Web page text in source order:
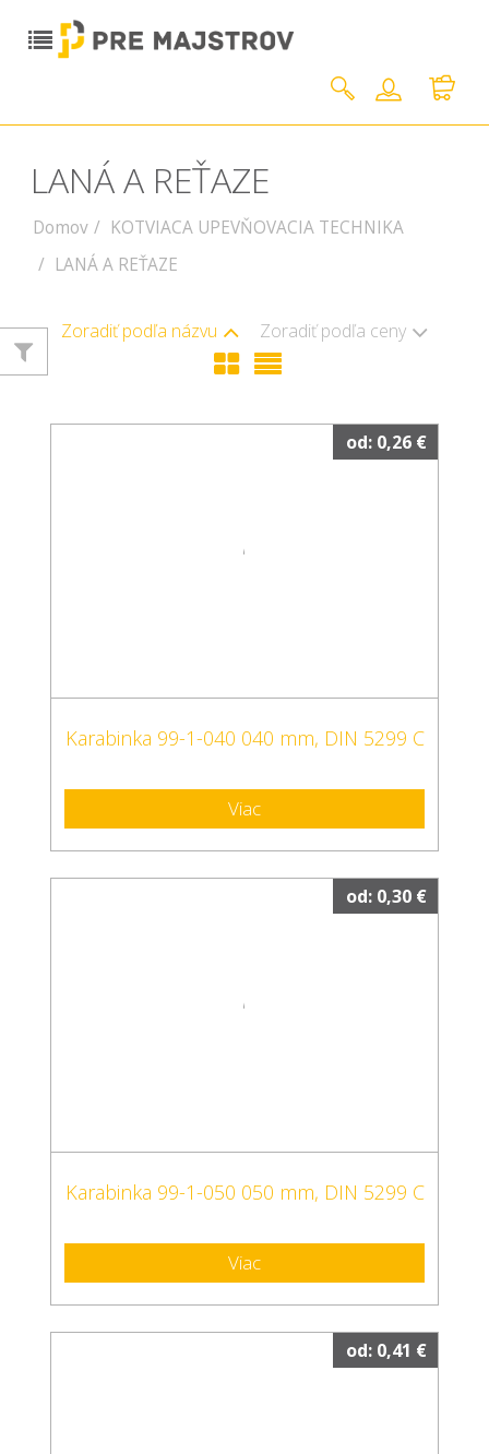
LANÁ A REŤAZE
Domov
KOTVIACA UPEVŇOVACIA TECHNIKA
LANÁ A REŤAZE
Zoradiť podľa názvu Zoradiť podľa ceny
od: 0,26 €
Karabinka 99-1-040 040 mm, DIN 5299 C
Viac
od: 0,30 €
Karabinka 99-1-050 050 mm, DIN 5299 C
Viac
od: 0,41 €